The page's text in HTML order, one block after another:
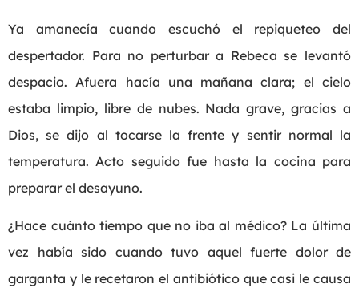
Ya amanecía cuando escuchó el repiqueteo del
despertador. Para no perturbar a Rebeca se levantó
despacio. Afuera hacía una mañana clara; el cielo
estaba limpio, libre de nubes. Nada grave, gracias a
Dios, se dijo al tocarse la frente y sentir normal la
temperatura. Acto seguido fue hasta la cocina para
preparar el desayuno.
¿Hace cuánto tiempo que no iba al médico? La última
vez había sido cuando tuvo aquel fuerte dolor de
garganta y le recetaron el antibiótico que casi le causa